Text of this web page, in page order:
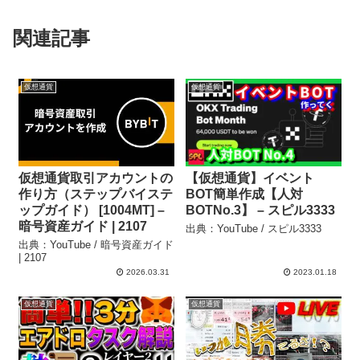
関連記事
仮想通貨
仮想通貨取引アカウントの
作り方（ステップバイステ
ップガイド） [1004MT] –
暗号資産ガイド | 2107
出典：YouTube / 暗号資産ガイド
| 2107
2026.03.31
仮想通貨
【仮想通貨】イベント
BOT簡単作成【人対
BOTNo.3】 – スピル3333
出典：YouTube / スピル3333
2023.01.18
仮想通貨 仮想通貨